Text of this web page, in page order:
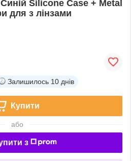
Silicone Case + Metal
для з лінзами
Залишилось 10 днів
Купити
або
з